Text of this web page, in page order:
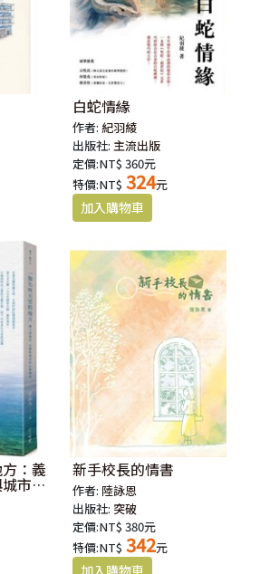
白蛇情緣
作者:紀羽綾
出版社:主流出版
定價:NT$ 360元
特價:NT$ 324元
：義
市的
新手校長的情書
作者: 陸詠恩
出版社: 突破
定價:NT$ 380元
特價:NT$ 342元